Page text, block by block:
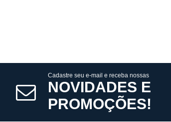
Cadastre seu e-mail e receba nossas
NOVIDADES E
PROMOÇÕES!